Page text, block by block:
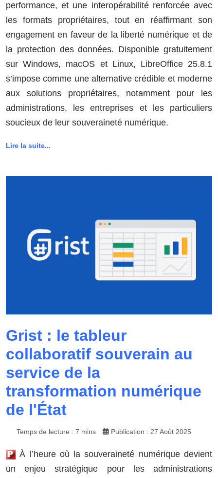
performance, et une interopérabilité renforcée avec
les formats propriétaires, tout en réaffirmant son
engagement en faveur de la liberté numérique et de
la protection des données. Disponible gratuitement
sur Windows, macOS et Linux, LibreOffice 25.8.1
s’impose comme une alternative crédible et moderne
aux solutions propriétaires, notamment pour les
administrations, les entreprises et les particuliers
soucieux de leur souveraineté numérique.
Lire la suite...
Grist : le tableur
collaboratif souverain au
service de la
transformation numérique
de l'État
Temps de lecture : 7 mins Publication : 27 Août 2025
À l’heure où la souveraineté numérique devient
un enjeu stratégique pour les administrations